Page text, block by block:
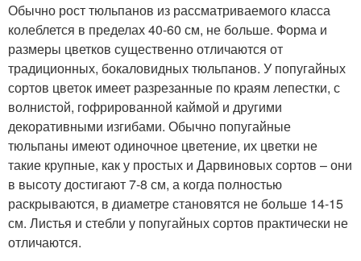
Обычно рост тюльпанов из рассматриваемого класса
колеблется в пределах 40-60 см, не больше. Форма и
размеры цветков существенно отличаются от
традиционных, бокаловидных тюльпанов. У попугайных
сортов цветок имеет разрезанные по краям лепестки, с
волнистой, гофрированной каймой и другими
декоративными изгибами. Обычно попугайные
тюльпаны имеют одиночное цветение, их цветки не
такие крупные, как у простых и Дарвиновых сортов – они
в высоту достигают 7-8 см, а когда полностью
раскрываются, в диаметре становятся не больше 14-15
см. Листья и стебли у попугайных сортов практически не
отличаются.